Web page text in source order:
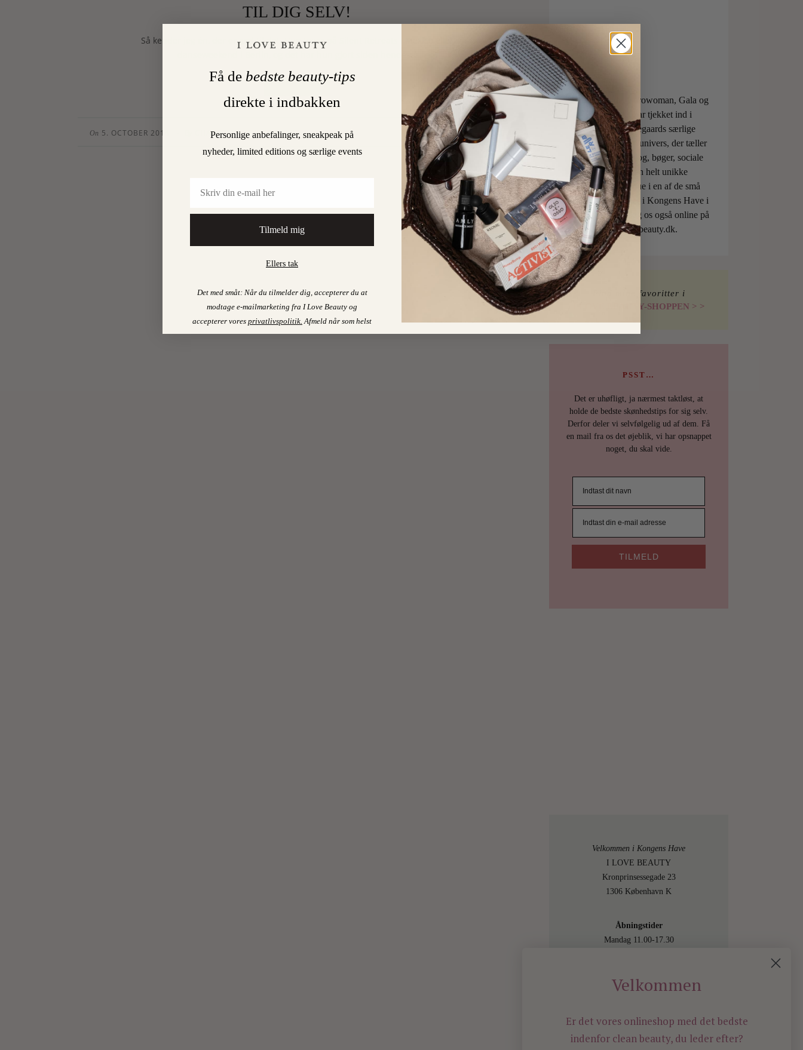
TIL DIG SELV!
Så kender jeg én, der er god til det. Hun tager på Silent Retreats i Mexico eller
On 5. OCTOBER 2014 CHARLOTTE TORPEGAARD 0
ELLE, Vogue, Eurowoman, Gala og
Aftonbladet har tjekket ind i
Charlotte Torpegaards særlige
ILOVEBEAUTYunivers, der tæller
både skønhedsblog, bøger, sociale
medier og den helt unikke
skønhedsboutique i en af de små
berømte pavilloner i Kongens Have i
København. Besøg os også online på
shop.ilovebeauty.dk.
Find mine favoritter i
I LOVE BEAUTY-SHOPPEN > >
PSST…
Det er uhøfligt, ja nærmest taktløst, at
holde de bedste skønhedstips for sig selv.
Derfor deler vi selvfølgelig ud af dem. Få
en mail fra os det øjeblik, vi har opsnappet
noget, du skal vide.
TILMELD
Velkommen i Kongens Have
I LOVE BEAUTY
Kronprinsessegade 23
1306 København K
Åbningstider
Mandag 11.00-17.30
Torsdag 11.00-17.30
Besøg os også online på
shop.ilovebeauty.dk
Velkommen
Er det vores onlineshop med det bedste
indenfor clean beauty, du leder efter?
Få de bedste beauty-tips
direkte i indbakken
Personlige anbefalinger, sneakpeak på
nyheder, limited editions og særlige events
Tilmeld mig
Ellers tak
Det med småt: Når du tilmelder dig, accepterer du at
modtage e-mailmarketing fra I Love Beauty og
accepterer vores privatlivspolitik. Afmeld når som helst